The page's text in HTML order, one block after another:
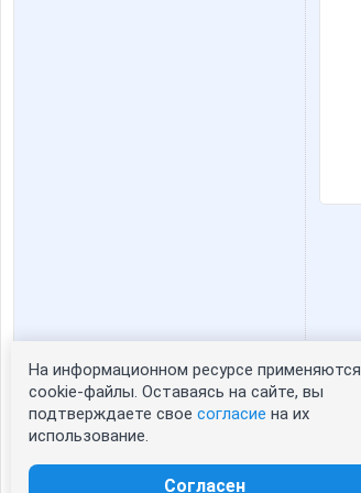
Статистика портрета:
сейчас просматривают портрет - 0
зарегистрированные пользователи
На информационном ресурсе применяются
cookie-файлы. Оставаясь на сайте, вы
подтверждаете свое согласие на их
использование.
Согласен